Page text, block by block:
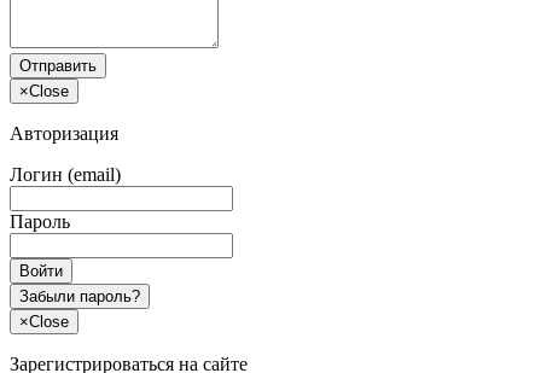
Отправить
×Close
Авторизация
Логин (email)
Пароль
Войти
Забыли пароль?
×Close
Зарегистрироваться на сайте